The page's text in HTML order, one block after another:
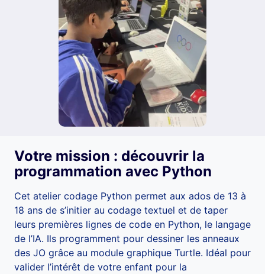
Votre mission : découvrir la
programmation avec Python
Cet atelier codage Python permet aux ados de 13 à
18 ans de s’initier au codage textuel et de taper
leurs premières lignes de code en Python, le langage
de l’IA. Ils programment pour dessiner les anneaux
des JO grâce au module graphique Turtle. Idéal pour
valider l’intérêt de votre enfant pour la